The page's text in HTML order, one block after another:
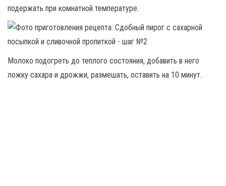
подержать при комнатной температуре.
Молоко подогреть до теплого состояния, добавить в него
ложку сахара и дрожжи, размешать, оставить на 10 минут.